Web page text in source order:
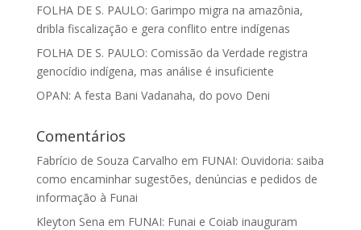
FOLHA DE S. PAULO: Garimpo migra na amazônia,
dribla fiscalização e gera conflito entre indígenas
FOLHA DE S. PAULO: Comissão da Verdade registra
genocídio indígena, mas análise é insuficiente
OPAN: A festa Bani Vadanaha, do povo Deni
Comentários
Fabrício de Souza Carvalho em FUNAI: Ouvidoria: saiba
como encaminhar sugestões, denúncias e pedidos de
informação à Funai
Kleyton Sena em FUNAI: Funai e Coiab inauguram